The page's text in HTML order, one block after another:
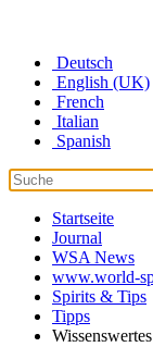
Deutsch
English (UK)
French
Italian
Spanish
Startseite
Journal
WSA News
www.world-
Spirits & Tips
Tipps